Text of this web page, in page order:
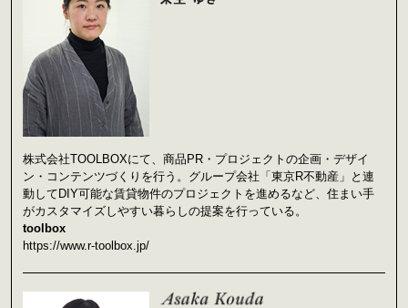
株式会社TOOLBOXにて、商品PR・プロジェクトの企画・デザイ
ン・コンテンツづくりを行う。グループ会社「東京R不動産」と連
動してDIY可能な賃貸物件のプロジェクトを進めるなど、住まい手
がカスタマイズしやすい暮らしの提案を行っている。
toolbox
https://www.r-toolbox.jp/